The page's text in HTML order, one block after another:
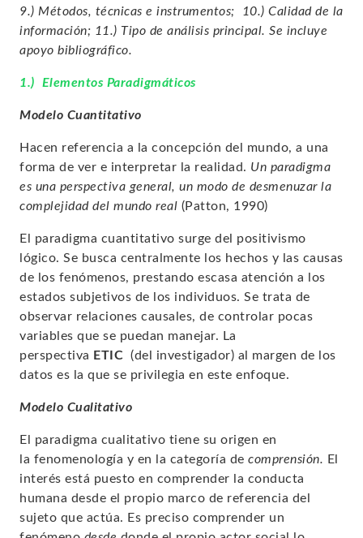
9.) Métodos, técnicas e instrumentos; 10.) Calidad de la
información; 11.) Tipo de análisis principal. Se incluye
apoyo bibliográfico.
1.) Elementos Paradigmáticos
Modelo Cuantitativo
Hacen referencia a la concepción del mundo, a una
forma de ver e interpretar la realidad. Un paradigma
es una perspectiva general, un modo de desmenuzar la
complejidad del mundo real (Patton, 1990)
El paradigma cuantitativo surge del
positivismo
lógico. Se busca centralmente los hechos y las causas
de los fenómenos, prestando escasa atención a los
estados subjetivos de los individuos. Se trata de
observar relaciones causales, de controlar pocas
variables que se puedan manejar. La
perspectiva ETIC (del investigador) al margen de los
datoses la que se privilegia en este enfoque.
Modelo Cualitativo
El paradigma cualitativo tiene su origen en
la fenomenología y en la categoría de comprensión. El
interés está puesto en comprender la conducta
humana desde el propio marco de referencia del
sujeto que actúa. Es preciso comprender un